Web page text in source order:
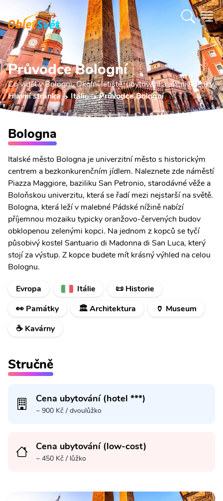
Průvodce Bologní
Co vidět v Bologni. Okolní letiště, ubytování a akční letenky.
Hlavní stránka
Itálie Průvodce Bologní
Bologna
Italské město Bologna je univerzitní město s historickým
centrem a bezkonkurenčním jídlem. Naleznete zde náměstí
Piazza Maggiore, baziliku San Petronio, starodávné věže a
Boloňskou univerzitu, která se řadí mezi nejstarší na světě.
Bologna, která leží v malebné Pádské nížině nabízí
příjemnou mozaiku typicky oranžovo-červených budov
obklopenou zelenými kopci. Na jednom z kopců se tyčí
působivý kostel Santuario di Madonna di San Luca, který
stojí za výstup. Z kopce budete mít krásný výhled na celou
Bolognu.
Evropa
Itálie
📜 Historie
👀 Památky
🏛️ Architektura
🏺 Museum
☕ Kavárny
Stručně
Cena ubytování (hotel ***)
~ 900 Kč / dvoulůžko
Cena ubytování (low-cost)
~ 450 Kč / lůžko